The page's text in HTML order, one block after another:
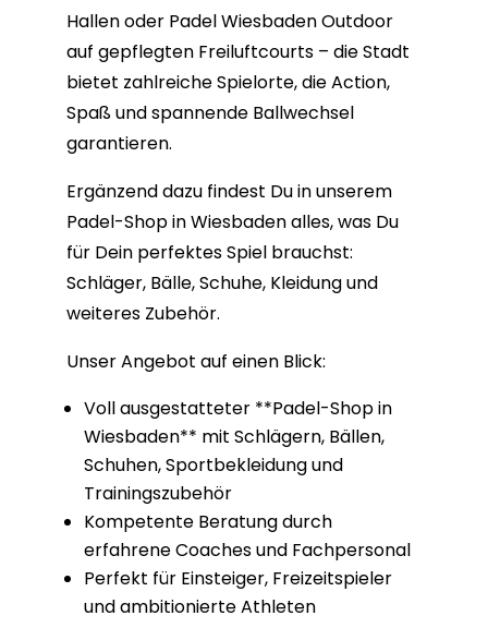
Hallen oder Padel Wiesbaden Outdoor
auf gepflegten Freiluftcourts – die Stadt
bietet zahlreiche Spielorte, die Action,
Spaß und spannende Ballwechsel
garantieren.
Ergänzend dazu findest Du in unserem
Padel-Shop in Wiesbaden alles, was Du
für Dein perfektes Spiel brauchst:
Schläger, Bälle, Schuhe, Kleidung und
weiteres Zubehör.
Unser Angebot auf einen Blick:
Voll ausgestatteter **Padel-Shop in
Wiesbaden** mit Schlägern, Bällen,
Schuhen, Sportbekleidung und
Trainingszubehör
Kompetente Beratung durch
erfahrene Coaches und Fachpersonal
Perfekt für Einsteiger, Freizeitspieler
und ambitionierte Athleten